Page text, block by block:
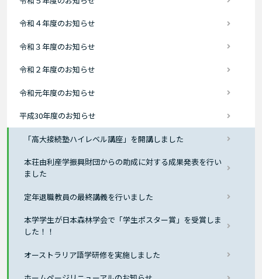
令和４年度のお知らせ
令和３年度のお知らせ
令和２年度のお知らせ
令和元年度のお知らせ
平成30年度のお知らせ
「高大接続塾ハイレベル講座」を開講しました
本荘由利産学振興財団からの助成に対する成果発表を行い
ました
定年退職教員の最終講義を行いました
本学学生が日本森林学会で「学生ポスター賞」を受賞しま
した！！
オーストラリア語学研修を実施しました